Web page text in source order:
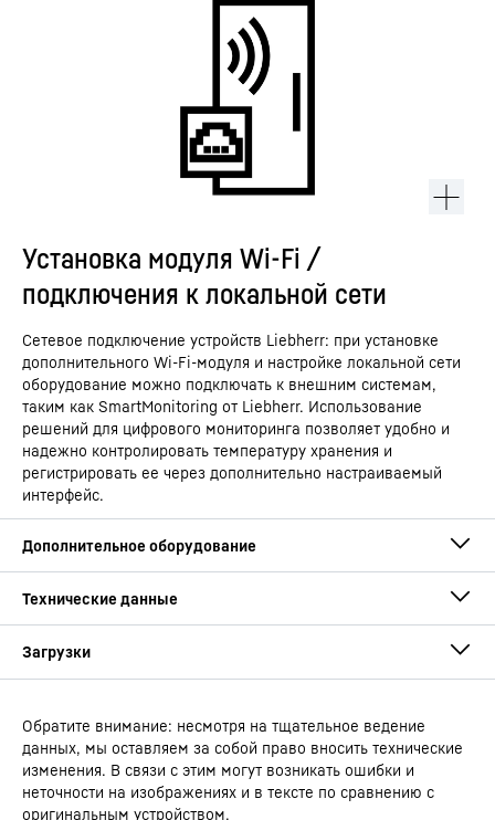
Установка модуля Wi-Fi /
подключения к локальной сети
Сетевое подключение устройств Liebherr: при установке
дополнительного Wi-Fi-модуля и настройке локальной сети
оборудование можно подключать к внешним системам,
таким как SmartMonitoring от Liebherr. Использование
решений для цифрового мониторинга позволяет удобно и
надежно контролировать температуру хранения и
регистрировать ее через дополнительно настраиваемый
интерфейс.
Тип устройства
Холодильник с
циркуляционным воздушным
охлаждением
Руководство по эксплуатации
Обратите внимание: несмотря на тщательное ведение
данных, мы оставляем за собой право вносить технические
изменения. В связи с этим могут возникать ошибки и
неточности на изображениях и в тексте по сравнению с
оригинальным устройством.